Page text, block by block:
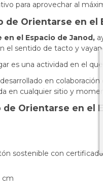
para aprovechar al
de Orientarse en el
el Espacio de Janod,
el sentido de tacto y
es una actividad en el
en
en cualquier sitio y
de Orientarse en el
sostenible con
cm